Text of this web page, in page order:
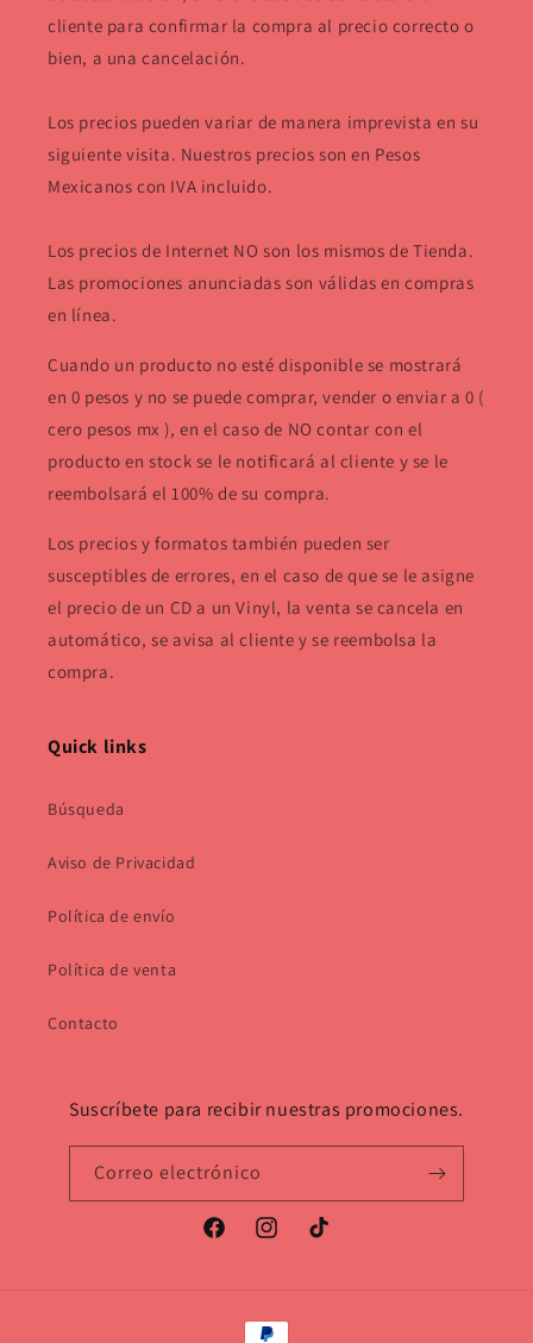
cliente para confirmar la compra al precio correcto o
bien, a una cancelación.
Los precios pueden variar de manera imprevista en su
siguiente visita. Nuestros precios son en Pesos
Mexicanos con IVA incluido.
Los precios de Internet NO son los mismos de Tienda.
Las promociones anunciadas son válidas en compras
en línea.
Cuando un producto no esté disponible se mostrará
en 0 pesos y no se puede comprar, vender o enviar a 0 (
cero pesos mx ), en el caso de NO contar con el
producto en stock se le notificará al cliente y se le
reembolsará el 100% de su compra.
Los precios y formatos también pueden ser
susceptibles de errores, en el caso de que se le asigne
el precio de un CD a un Vinyl, la venta se cancela en
automático, se avisa al cliente y se reembolsa la
compra.
Quick links
Búsqueda
Aviso de Privacidad
Política de envío
Política de venta
Contacto
Suscríbete para recibir nuestras promociones.
Correo electrónico
FacebookInstagramTikTok
Formas